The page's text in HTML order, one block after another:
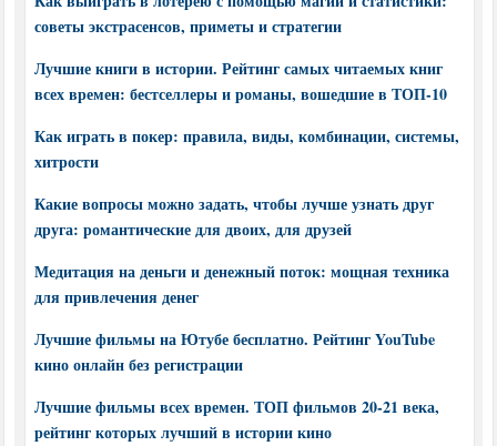
советы экстрасенсов, приметы и стратегии
Лучшие книги в истории. Рейтинг самых читаемых книг
всех времен: бестселлеры и романы, вошедшие в ТОП-10
Как играть в покер: правила, виды, комбинации, системы,
хитрости
Какие вопросы можно задать, чтобы лучше узнать друг
друга: романтические для двоих, для друзей
Медитация на деньги и денежный поток: мощная техника
для привлечения денег
Лучшие фильмы на Ютубе бесплатно. Рейтинг YouTube
кино онлайн без регистрации
Лучшие фильмы всех времен. ТОП фильмов 20-21 века,
рейтинг которых лучший в истории кино